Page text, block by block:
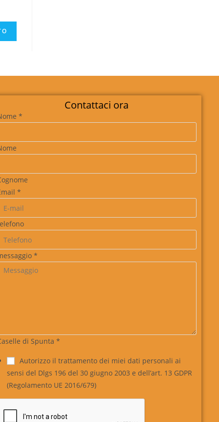
Contattaci ora
*
*
*
di Spunta *
Autorizzo il trattamento dei miei dati personali ai
sensi del Dlgs 196 del 30 giugno 2003 e dell’art. 13 GDPR
(Regolamento UE 2016/679)